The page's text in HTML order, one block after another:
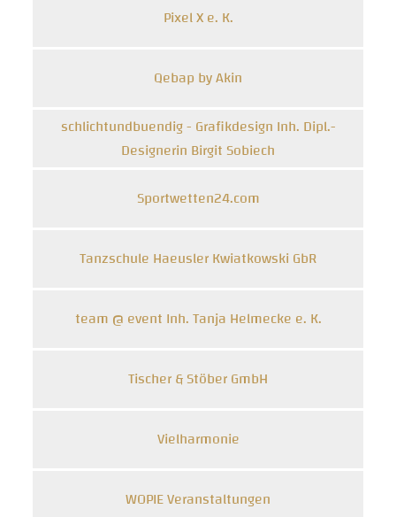
Pixel X e. K.
Qebap by Akin
schlichtundbuendig - Grafikdesign Inh. Dipl.-
Designerin Birgit Sobiech
Sportwetten24.com
Tanzschule Haeusler Kwiatkowski GbR
team @ event Inh. Tanja Helmecke e. K.
Tischer & Stöber GmbH
Vielharmonie
WOPIE Veranstaltungen